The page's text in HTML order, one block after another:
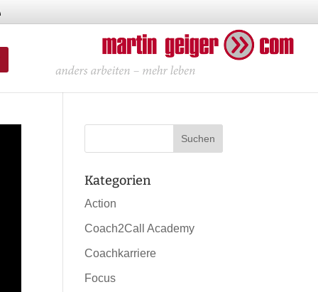
Kategorien
Action
Coach2Call Academy
Coachkarriere
Focus